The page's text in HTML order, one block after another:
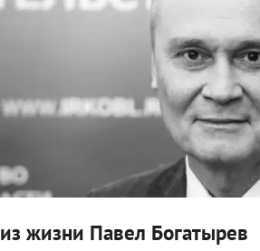
жизни Павел Богатырев